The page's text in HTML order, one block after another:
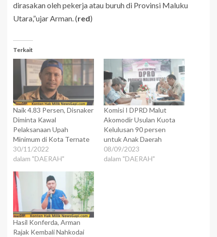
dirasakan oleh pekerja atau buruh di Provinsi Maluku
Utara,”ujar Arman. (red)
Terkait
Naik 4.83 Persen, Disnaker
Diminta Kawal
Pelaksanaan Upah
Minimum di Kota Ternate
30/11/2022
dalam "DAERAH"
Komisi I DPRD Malut
Akomodir Usulan Kuota
Kelulusan 90 persen
untuk Anak Daerah
08/09/2023
dalam "DAERAH"
Hasil Konferda, Arman
Rajak Kembali Nahkodai